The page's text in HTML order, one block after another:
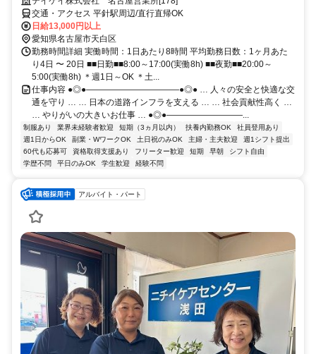
交通・アクセス 平針駅周辺/直行直帰OK
日給13,000円以上
愛知県名古屋市天白区
勤務時間詳細 実働時間：1日あたり8時間 平均勤務日数：1ヶ月あた
り4日 〜 20日 ■■日勤■■8:00～17:00(実働8h) ■■夜勤■■20:00～
5:00(実働8h) ＊週1日～OK ＊土...
仕事内容 ●◎●―――――――――――●◎● … 人々の安全と快適な交
通を守り … … 日本の道路インフラを支える … … 社会貢献性高く …
… やりがいの大きいお仕事 … ●◎●―――――――――...
制服あり 業界未経験者歓迎 短期（3ヵ月以内） 扶養内勤務OK
社員登用あり
週1日からOK
副業・WワークOK 土日祝のみOK 主婦・主夫歓迎
週1シフト提出
60代も応募可
資格取得支援あり フリーター歓迎 短期 早朝
シフト自由
学歴不問
平日のみOK 学生歓迎 経験不問
アルバイト・パート